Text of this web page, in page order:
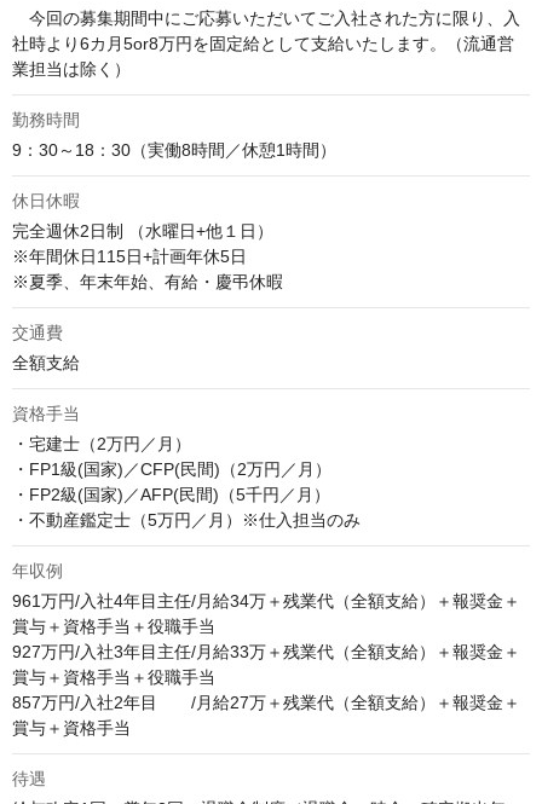
今回の募集期間中にご応募いただいてご入社された方に限り、入
社時より6カ月5or8万円を固定給として支給いたします。（流通営
業担当は除く）
勤務時間
9：30～18：30（実働8時間／休憩1時間）
休日休暇
完全週休2日制 （水曜日+他１日）
※年間休日115日+計画年休5日
※夏季、年末年始、有給・慶弔休暇
交通費
全額支給
資格手当
・宅建士（2万円／月）
・FP1級(国家)／CFP(民間)（2万円／月）
・FP2級(国家)／AFP(民間)（5千円／月）
・不動産鑑定士（5万円／月）※仕入担当のみ
年収例
961万円/入社4年目主任/月給34万＋残業代（全額支給）＋報奨金＋
賞与＋資格手当＋役職手当
927万円/入社3年目主任/月給33万＋残業代（全額支給）＋報奨金＋
賞与＋資格手当＋役職手当
857万円/入社2年目　　/月給27万＋残業代（全額支給）＋報奨金＋
賞与＋資格手当
待遇